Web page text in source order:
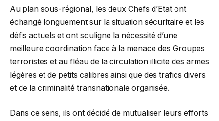
Au plan sous-régional, les deux Chefs d’Etat ont
échangé longuement sur la situation sécuritaire et les
défis actuels et ont souligné la nécessité d’une
meilleure coordination face à la menace des Groupes
terroristes et au fléau de la circulation illicite des armes
légères et de petits calibres ainsi que des trafics divers
et de la criminalité transnationale organisée.
Dans ce sens, ils ont décidé de mutualiser leurs efforts